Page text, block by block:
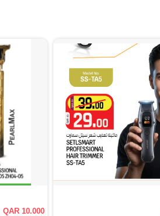
QAR 10.000